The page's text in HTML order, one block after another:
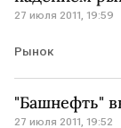
27 июля 2011, 19:59
Рынок
"Башнефть"
27 июля 2011, 19:52